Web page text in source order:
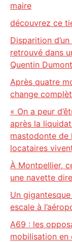
maire
découvrez ce
Disparition
retrouvé dans
Quentin
Après quatre
change
« On a peur
après la
mastodonte de
locataires
À Montpellier,
une navette
Un
escale à
A69 : les
mobilisation en